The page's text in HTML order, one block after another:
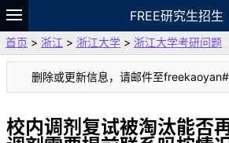
FREE研究生招生
题库
故事 专题 APP 笔
VIP
资料
首页 > 浙江 > 浙江大学 > 浙江大学考研问题
删除或更新信息，请邮件至
校内调剂复试被淘汰能否